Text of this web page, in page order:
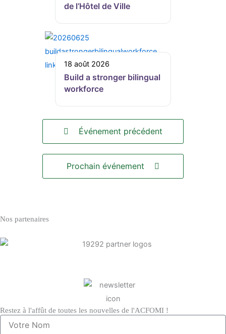
de l’Hôtel de Ville
18 août 2026
Build a stronger bilingual
workforce
Événement précédent
Prochain événement
Nos partenaires
Restez à l'affût de toutes les nouvelles de l'ACFOMI !
Votre
Nom